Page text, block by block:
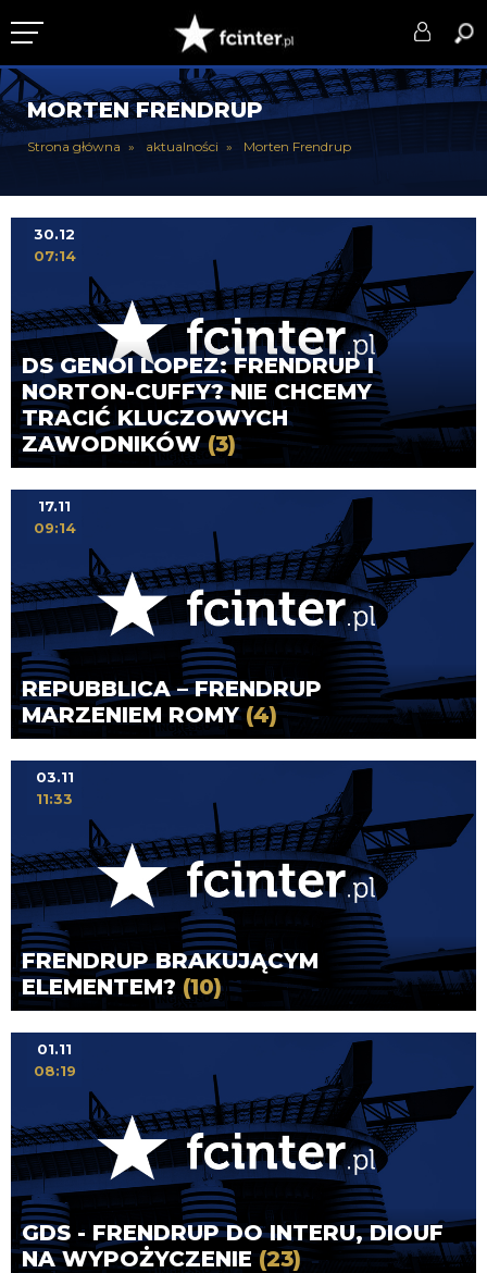
KLUB
DRUŻYNA
PUCHARY
DLA TIFOSICH
SERWIS
MORTEN FRENDRUP
Strona główna aktualności Morten Frendrup
DS GENOI LOPEZ: FRENDRUP I
NORTON-CUFFY? NIE CHCEMY
TRACIĆ KLUCZOWYCH
ZAWODNIKÓW(3)
30.12
07:14
REPUBBLICA – FRENDRUP
MARZENIEM ROMY (4)
17.11
09:14
FRENDRUP BRAKUJĄCYM
ELEMENTEM? (10)
03.11
11:33
GDS - FRENDRUP DO INTERU, DIOUF
NA WYPOŻYCZENIE (23)
01.11
08:19